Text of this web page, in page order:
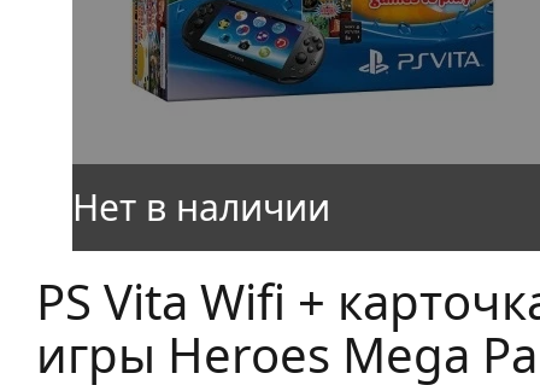
PS Vita Wifi +
игры Heroes Mega